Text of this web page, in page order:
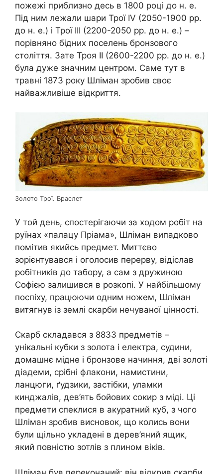
пожежі приблизно десь в 1800 році до н. е.
Під ним лежали шари Трої IV (2050-1900 рр.
до н. е.) і Трої III (2200-2050 рр. до н. е.) –
порівняно бідних поселень бронзового
століття. Зате Троя II (2600-2200 рр. до н. е.)
була дуже значним центром. Саме тут в
травні 1873 року Шліман зробив своє
найважливіше відкриття.
Золото Трої. Браслет
У той день, спостерігаючи за ходом робіт на
руїнах «палацу Пріама», Шліман випадково
помітив якийсь предмет. Миттєво
зорієнтувався і оголосив перерву, відіслав
робітників до табору, а сам з дружиною
Софією залишився в розкопі. У найбільшому
поспіху, працюючи одним ножем, Шліман
витягнув із землі скарби нечуваної цінності.
Скарб складався з 8833 предметів –
унікальні кубки з золота і електра, судини,
домашнє мідне і бронзове начиння, дві золоті
діадеми, срібні флакони, намистини,
ланцюги, ґудзики, застібки, уламки
кинджалів, дев’ять бойових сокир з міді. Ці
предмети спеклися в акуратний куб, з чого
Шліман зробив висновок, що колись вони
були щільно укладені в дерев’яний ящик,
який повністю зотлів з плином віків.